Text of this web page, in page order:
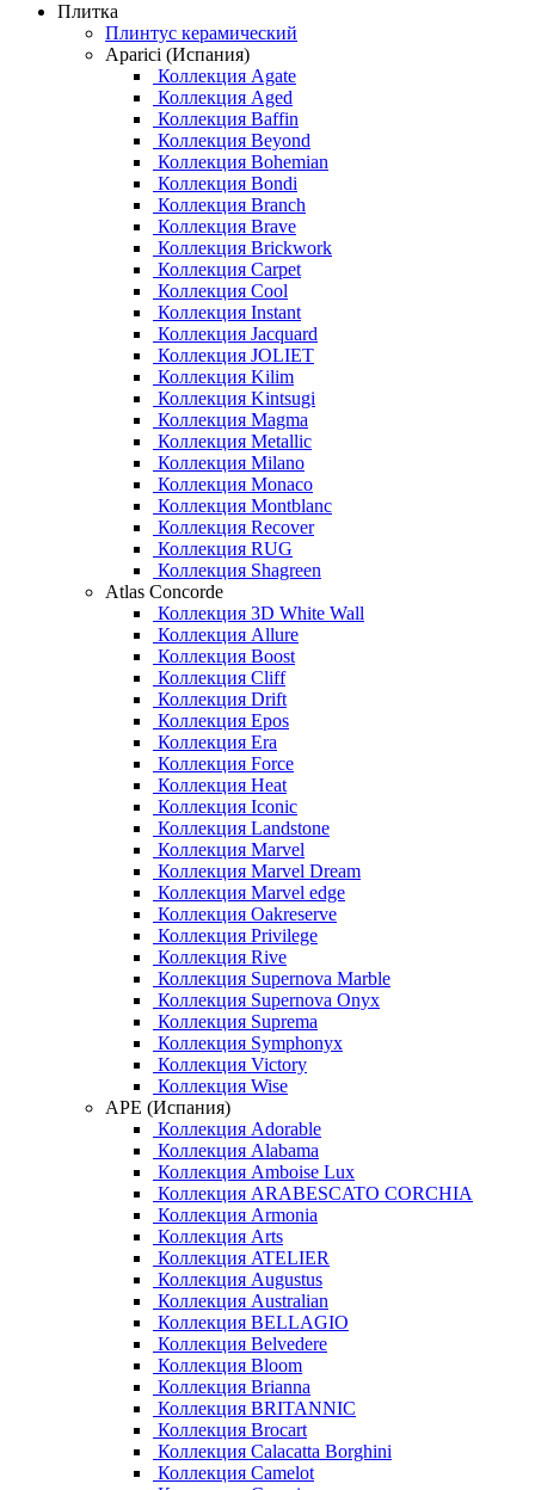
Плитка
Плинтус керамический
Aparici (Испания)
Коллекция Agate
Коллекция Aged
Коллекция Baffin
Коллекция Beyond
Коллекция Bohemian
Коллекция Bondi
Коллекция Branch
Коллекция Brave
Коллекция Brickwork
Коллекция Carpet
Коллекция Cool
Коллекция Instant
Коллекция Jacquard
Коллекция JOLIET
Коллекция Kilim
Коллекция Kintsugi
Коллекция Magma
Коллекция Metallic
Коллекция Milano
Коллекция Monaco
Коллекция Montblanc
Коллекция Recover
Коллекция RUG
Коллекция Shagreen
Atlas Concorde
Коллекция 3D White Wall
Коллекция Allure
Коллекция Boost
Коллекция Cliff
Коллекция Drift
Коллекция Epos
Коллекция Era
Коллекция Force
Коллекция Heat
Коллекция Iconic
Коллекция Landstone
Коллекция Marvel
Коллекция Marvel Dream
Коллекция Marvel edge
Коллекция Oakreserve
Коллекция Privilege
Коллекция Rive
Коллекция Supernova Marble
Коллекция Supernova Onyx
Коллекция Suprema
Коллекция Symphonyx
Коллекция Victory
Коллекция Wise
APE (Испания)
Коллекция Adorable
Коллекция Alabama
Коллекция Amboise Lux
Коллекция ARABESCATO CORCHIA
Коллекция Armonia
Коллекция Arts
Коллекция ATELIER
Коллекция Augustus
Коллекция Australian
Коллекция BELLAGIO
Коллекция Belvedere
Коллекция Bloom
Коллекция Brianna
Коллекция BRITANNIC
Коллекция Brocart
Коллекция Calacatta Borghini
Коллекция Camelot